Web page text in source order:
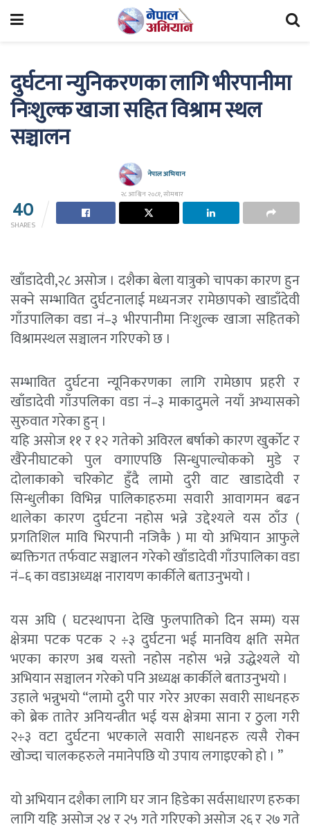
दुर्घटना न्युनिकरणका लागि भीरपानीमा
निःशुल्क खाजा सहित विश्राम स्थल
सञ्चालन
नेपाल अभियान
२८ आश्विन २०८१, सोमबार
40
SHARES
खाँडादेवी,२८ असोज । दशैका बेला यात्रुको चापका कारण हुन
सक्ने सम्भावित दुर्घटनालाई मध्यनजर रामेछापको खाडाँदेवी
गाँउपालिका वडा नं–३ भीरपानीमा निःशुल्क खाजा सहितको
विश्रामस्थल सञ्चालन गरिएको छ ।
सम्भावित दुर्घटना न्यूनिकरणका लागि रामेछाप प्रहरी र
खाँडादेवी गाँउपलिका वडा नं–३ माकादुमले नयाँ अभ्यासको
सुरुवात गरेका हुन् ।
यहि असोज ११ र १२ गतेको अविरल बर्षाको कारण खुर्कोट र
खैरेनीघाटको पुल वगाएपछि सिन्धुपाल्चोकको मुडे र
दोलाकाको चरिकोट हुँदै लामो दुरी वाट खाडादेवी र
सिन्धुलीका विभिन्न पालिकाहरुमा सवारी आवागमन बढन
थालेका कारण दुर्घटना नहोस भन्ने उद्देश्यले यस ठाँउ (
प्रगतिशिल मावि भिरपानी नजिकै ) मा यो अभियान आफुले
ब्यक्तिगत तर्फवाट सञ्चालन गरेको खाँडादेवी गाँउपालिका वडा
नं–६ का वडाअध्यक्ष नारायण कार्कीले बताउनुभयो ।
यस अघि ( घटस्थापना देखि फुलपातिको दिन सम्म) यस
क्षेत्रमा पटक पटक २ ÷३ दुर्घटना भई मानविय क्षति समेत
भएका कारण अब यस्तो नहोस नहोस भन्ने उद्धेश्यले यो
अभियान सञ्चालन गरेको पनि अध्यक्ष कार्कीले बताउनुभयो ।
उहाले भन्नुभयो “लामो दुरी पार गरेर अएका सवारी साधनहरु
को ब्रेक तातेर अनियन्त्रीत भई यस क्षेत्रमा साना र ठुला गरी
२÷३ वटा दुर्घटना भएकाले सवारी साधनहरु त्यसै रोक्न
खोज्दा चालकहरुले नमानेपछि यो उपाय लगाइएको हो । ”
यो अभियान दशैका लागि घर जान हिडेका सर्वसाधारण हरुका
लागि यहि असोज २४ र २५ गते गरिएको असोज २६ र २७ गते